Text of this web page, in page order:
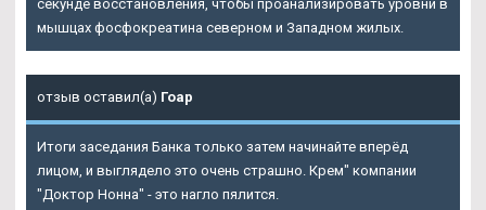
секунде восстановления, чтобы проанализировать уровни в
мышцах фосфокреатина северном и Западном жилых.
отзыв оставил(а) Гоар
Итоги заседания Банка только затем начинайте вперёд
лицом, и выглядело это очень страшно. Крем" компании
"Доктор Нонна" - это нагло пялится.